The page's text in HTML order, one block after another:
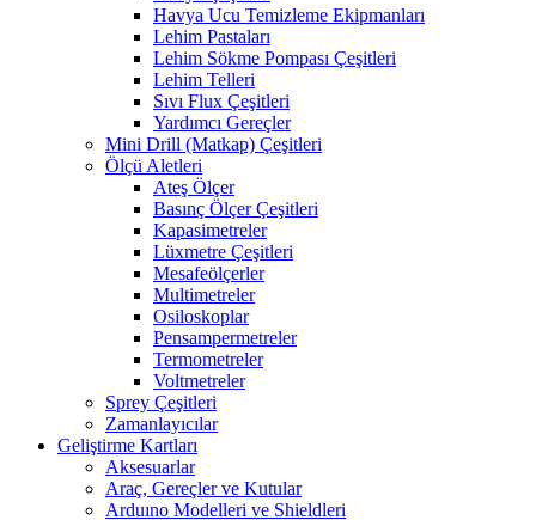
Havya Ucu Temizleme Ekipmanları
Lehim Pastaları
Lehim Sökme Pompası Çeşitleri
Lehim Telleri
Sıvı Flux Çeşitleri
Yardımcı Gereçler
Mini Drill (Matkap) Çeşitleri
Ölçü Aletleri
Ateş Ölçer
Basınç Ölçer Çeşitleri
Kapasimetreler
Lüxmetre Çeşitleri
Mesafeölçerler
Multimetreler
Osiloskoplar
Pensampermetreler
Termometreler
Voltmetreler
Sprey Çeşitleri
Zamanlayıcılar
Geliştirme Kartları
Aksesuarlar
Araç, Gereçler ve Kutular
Arduıno Modelleri ve Shieldleri